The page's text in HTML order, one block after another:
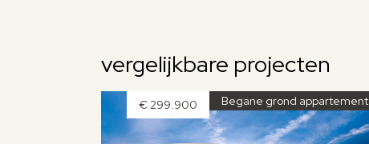
vergelijkbare projecten
Begane grond appartement
€ 299.900